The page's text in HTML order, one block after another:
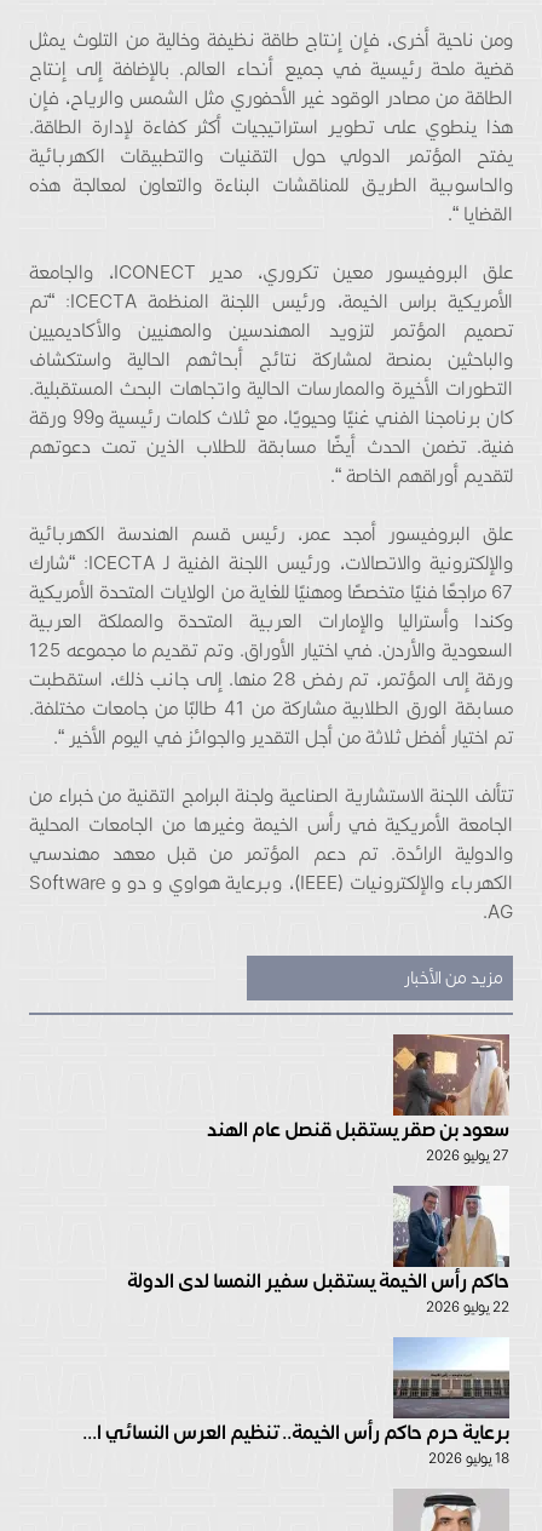
ومن ناحية أخرى، فإن إنتاج طاقة نظيفة وخالية من التلوث يمثل
قضية ملحة رئيسية في جميع أنحاء العالم. بالإضافة إلى إنتاج
الطاقة من مصادر الوقود غير الأحفوري مثل الشمس والرياح، فإن
هذا ينطوي على تطوير استراتيجيات أكثر كفاءة لإدارة الطاقة.
يفتح المؤتمر الدولي حول التقنيات والتطبيقات الكهربائية
والحاسوبية الطريق للمناقشات البناءة والتعاون لمعالجة هذه
القضايا “.
علق البروفيسور معين تكروري، مدير ICONECT، والجامعة
الأمريكية براس الخيمة، ورئيس اللجنة المنظمة ICECTA: “تم
تصميم المؤتمر لتزويد المهندسين والمهنيين والأكاديميين
والباحثين بمنصة لمشاركة نتائج أبحاثهم الحالية واستكشاف
التطورات الأخيرة والممارسات الحالية واتجاهات البحث المستقبلية.
كان برنامجنا الفني غنيًا وحيويًا، مع ثلاث كلمات رئيسية و99 ورقة
فنية. تضمن الحدث أيضًا مسابقة للطلاب الذين تمت دعوتهم
لتقديم أوراقهم الخاصة “.
علق البروفيسور أمجد عمر، رئيس قسم الهندسة الكهربائية
والإلكترونية والاتصالات، ورئيس اللجنة الفنية لـ ICECTA: “شارك
67 مراجعًا فنيًا متخصصًا ومهنيًا للغاية من الولايات المتحدة الأمريكية
وكندا وأستراليا والإمارات العربية المتحدة والمملكة العربية
السعودية والأردن. في اختيار الأوراق. وتم تقديم ما مجموعه 125
ورقة إلى المؤتمر، تم رفض 28 منها. إلى جانب ذلك، استقطبت
مسابقة الورق الطلابية مشاركة من 41 طالبًا من جامعات مختلفة.
تم اختيار أفضل ثلاثة من أجل التقدير والجوائز في اليوم الأخير “.
تتألف اللجنة الاستشارية الصناعية ولجنة البرامج التقنية من خبراء من
الجامعة الأمريكية في رأس الخيمة وغيرها من الجامعات المحلية
والدولية الرائدة. تم دعم المؤتمر من قبل معهد مهندسي
الكهرباء والإلكترونيات (IEEE)، وبرعاية هواوي و دو و Software
AG.
مزيد من الأخبار
سعود بن صقر يستقبل قنصل عام الهند
27 يوليو 2026
حاكم رأس الخيمة يستقبل سفير النمسا لدى الدولة
22 يوليو 2026
برعاية حرم حاكم رأس الخيمة.. تنظيم العرس النسائي ا...
18 يوليو 2026